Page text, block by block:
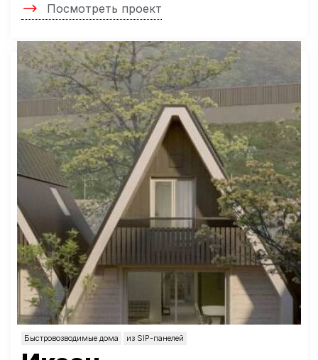
Посмотреть проект
Быстровозводимые дома из SIP-панелей